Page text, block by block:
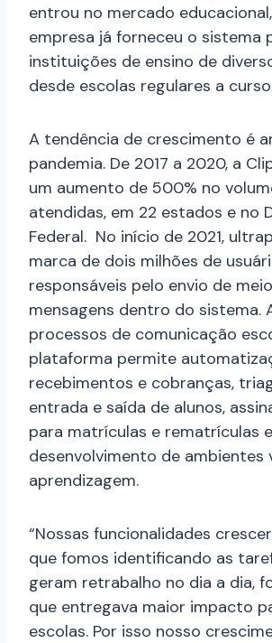
entrou no mercado
empresa já forneceu o sistema
instituições de ensino de
desde escolas regulares a
A tendência de crescimento é
pandemia. De 2017 a 2020, a
um aumento de 500% no
atendidas, em 22 estados e no
Federal. No início de 2021,
marca de dois milhões de
responsáveis pelo envio de
mensagens dentro do sistema.
processos de comunicação
plataforma permite
recebimentos e cobranças,
entrada e saída de alunos,
para matrículas e rematrículas e
desenvolvimento de ambientes
aprendizagem.
“Nossas funcionalidades
que fomos identificando as
geram retrabalho no dia a dia,
que entregava maior impacto
escolas. Por isso nosso